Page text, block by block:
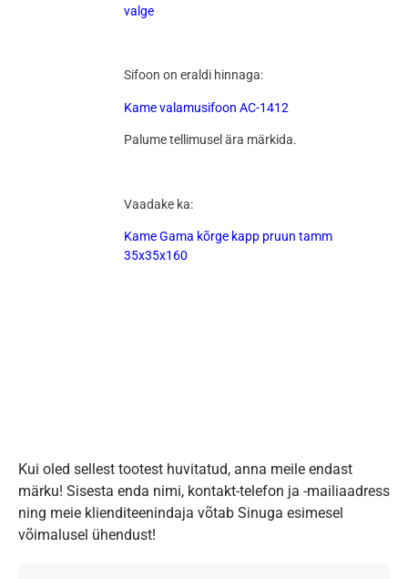
valge
Sifoon on eraldi hinnaga:
Kame valamusifoon AC-1412
Palume tellimusel ära märkida.
Vaadake ka:
Kame Gama kõrge kapp pruun tamm
35x35x160
Kui oled sellest tootest huvitatud, anna meile endast
märku! Sisesta enda nimi, kontakt-telefon ja -mailiaadress
ning meie klienditeenindaja võtab Sinuga esimesel
võimalusel ühendust!